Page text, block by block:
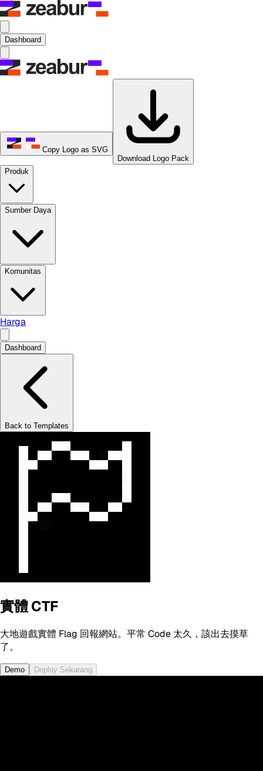
Dashboard
Copy Logo as SVG
Download Logo Pack
Produk
Sumber Daya
Komunitas
Harga
Dashboard
Back to Templates
實體 CTF
大地遊戲實體 Flag 回報網站。平常 Code 太久，該出去摸草
了。
Demo Deploy Sekarang